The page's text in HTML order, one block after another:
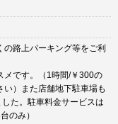
路上パーキング等をご利
メです。（1時間/￥300の
）また店舗地下駐車場も
た。駐車料金サービスは
のみ）